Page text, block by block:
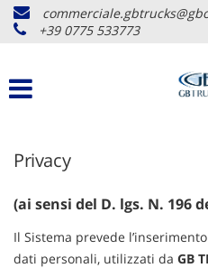
+39 0775 533773
Privacy
(ai sensi del D. lgs. N. 196
Il Sistema prevede
dati personali, utilizzati da GB